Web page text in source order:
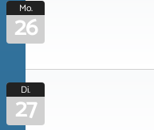
Mo.
26
Di.
27